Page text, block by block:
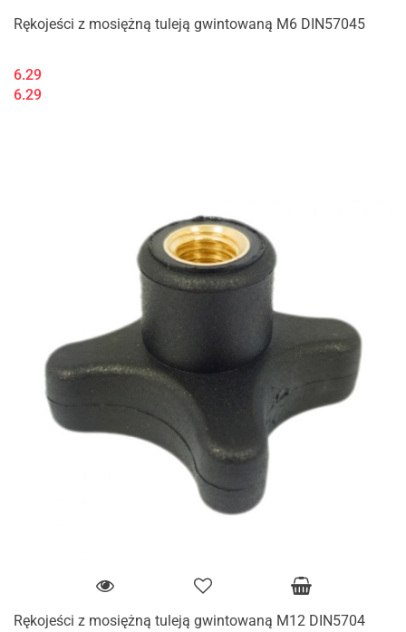
Rękojeści z mosiężną tuleją gwintowaną M6 DIN57045
6.29
6.29
Rękojeści z mosiężną tuleją gwintowaną M12 DIN5704